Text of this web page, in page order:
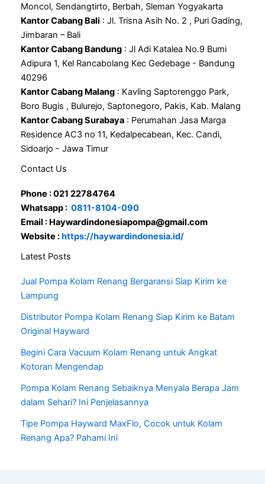
Moncol, Sendangtirto, Berbah, Sleman Yogyakarta
Kantor Cabang Bali : Jl. Trisna Asih No. 2 , Puri Gading,
Jimbaran – Bali
Kantor Cabang Bandung : Jl Adi Katalea No.9 Bumi
Adipura 1, Kel Rancabolang Kec Gedebage - Bandung
40296
Kantor Cabang Malang : Kavling Saptorenggo Park,
Boro Bugis , Bulurejo, Saptonegoro, Pakis, Kab. Malang
Kantor Cabang Surabaya : Perumahan Jasa Marga
Residence AC3 no 11, Kedalpecabean, Kec. Candi,
Sidoarjo - Jawa Timur
Contact Us
Phone : 021 22784764
Whatsapp : 0811-8104-090
Email : Haywardindonesiapompa@gmail.com
Website :https://haywardindonesia.id/
Latest Posts
Jual Pompa Kolam Renang Bergaransi Siap Kirim ke
Lampung
Distributor Pompa Kolam Renang Siap Kirim ke Batam
Original Hayward
Begini Cara Vacuum Kolam Renang untuk Angkat
Kotoran Mengendap
Pompa Kolam Renang Sebaiknya Menyala Berapa Jam
dalam Sehari? Ini Penjelasannya
Tipe Pompa Hayward MaxFlo, Cocok untuk Kolam
Renang Apa? Pahami Ini